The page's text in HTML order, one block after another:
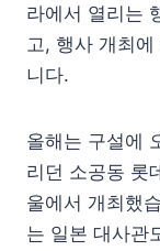
라에서 열리는
고, 행사 개최
니다.
올해는 구설에
리던 소공동 롯
울에서 개최했
는 일본 대사관